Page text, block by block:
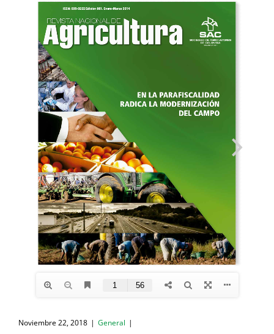
Noviembre 22, 2018 | General |